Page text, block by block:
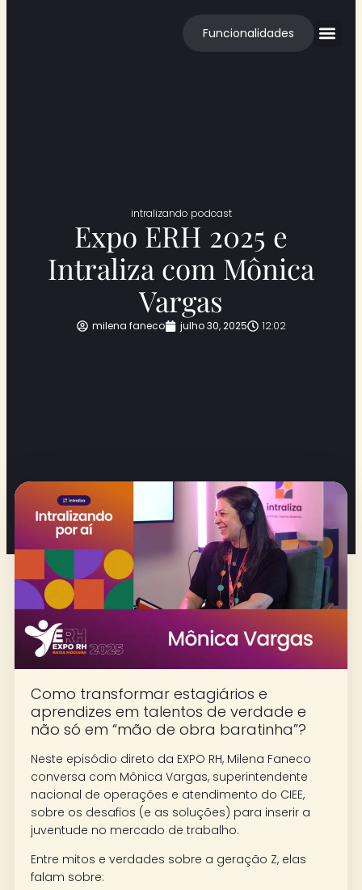
Funcionalidades
intralizando podcast
Expo ERH 2025 e
Intraliza com Mônica
Vargas
milena faneco julho 30, 2025 12:02
Como transformar estagiários e
aprendizes em talentos de verdade e
não só em “mão de obra baratinha”?
Neste episódio direto da EXPO RH, Milena Faneco
conversa com Mônica Vargas, superintendente
nacional de operações e atendimento do CIEE,
sobre os desafios (e as soluções) para inserir a
juventude no mercado de trabalho.
Entre mitos e verdades sobre a geração Z, elas
falam sobre: